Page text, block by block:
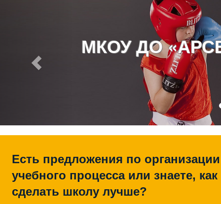
МКОУ ДО
Есть предложения по организации
учебного процесса или знаете, как
сделать школу лучше?